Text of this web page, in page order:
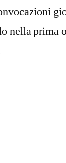
nella prima